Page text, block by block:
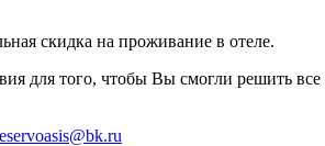
скидка на проживание в отеле.
для того, чтобы Вы смогли решить